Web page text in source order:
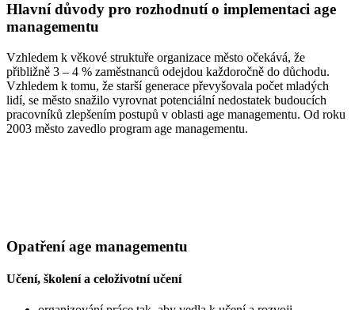
Hlavní důvody pro rozhodnutí o implementaci age
managementu
Vzhledem k věkové struktuře organizace město očekává, že
přibližně 3 – 4 % zaměstnanců odejdou každoročně do důchodu.
Vzhledem k tomu, že starší generace převyšovala počet mladých
lidí, se město snažilo vyrovnat potenciální nedostatek budoucích
pracovníků zlepšením postupů v oblasti age managementu. Od roku
2003 město zavedlo program age managementu.
Opatření age managementu
Učení, školení a celoživotní učení